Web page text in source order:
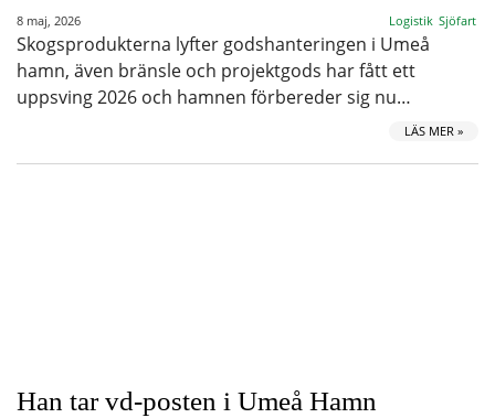
8 maj, 2026 Logistik Sjöfart
Skogsprodukterna lyfter godshanteringen i Umeå
hamn, även bränsle och projektgods har fått ett
uppsving 2026 och hamnen förbereder sig nu…
LÄS MER »
Han tar vd-posten i Umeå Hamn